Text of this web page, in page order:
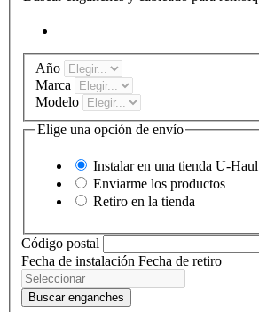
Año
Marca
Modelo
Elige una opción de envío
Instalar en una tienda U-Haul
Enviarme los productos
Retiro en la tienda
Código postal
Fecha de instalación Fecha de retiro
Buscar enganches